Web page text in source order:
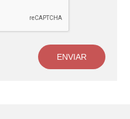
ENVIAR